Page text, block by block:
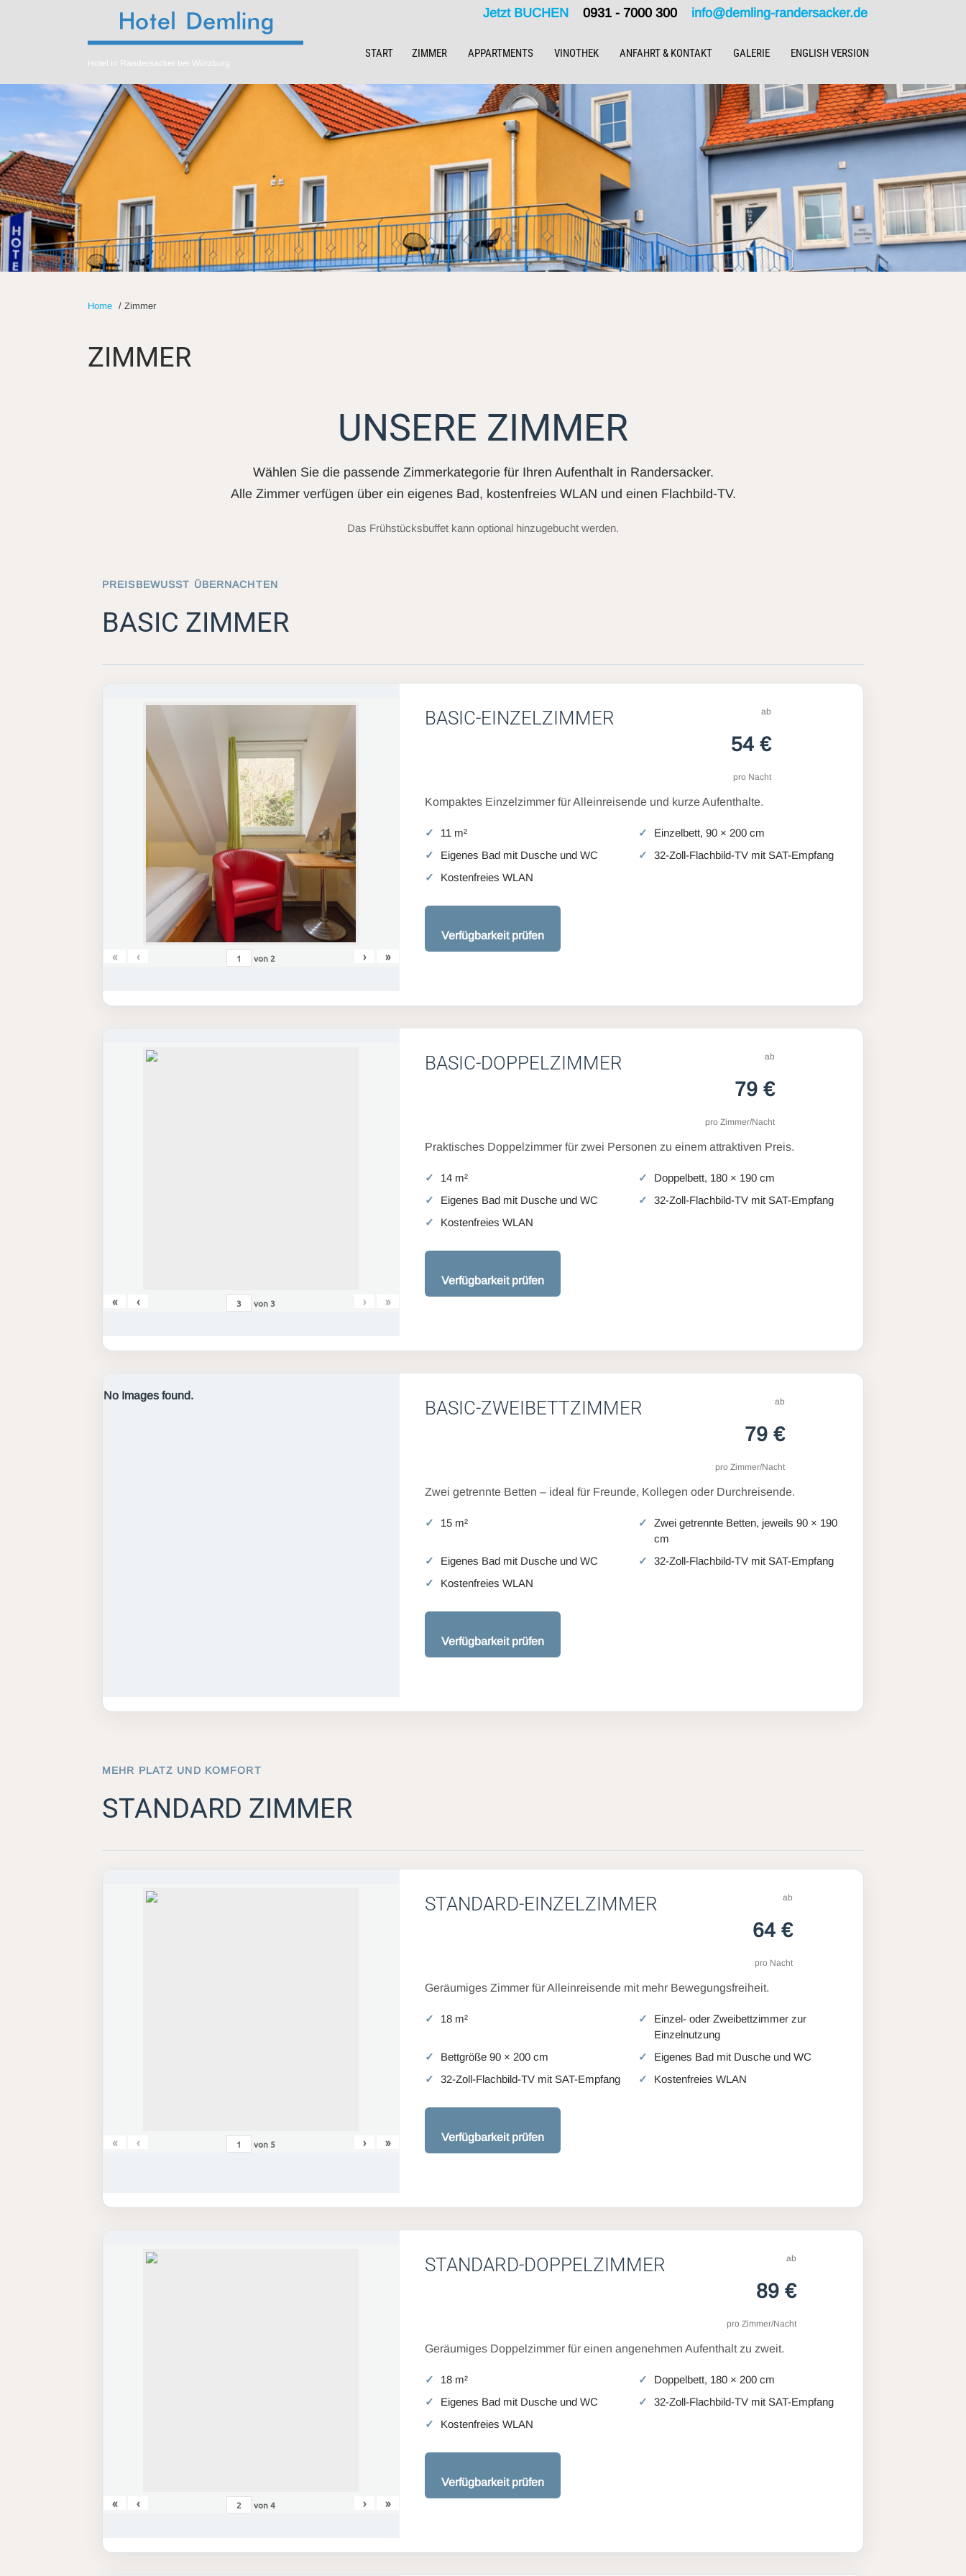
Hotel in Randersacker bei Würzburg
Jetzt BUCHEN0931 - 7000 300 info@demling-randersacker.de
START ZIMMER APPARTMENTS VINOTHEK ANFAHRT & KONTAKT GALERIE ENGLISH VERSION
Home / Zimmer
ZIMMER
UNSERE ZIMMER
Wählen Sie die passende Zimmerkategorie für Ihren Aufenthalt in Randersacker.
Alle Zimmer verfügen über ein eigenes Bad, kostenfreies WLAN und einen Flachbild-TV.
Das Frühstücksbuffet kann optional hinzugebucht werden.
PREISBEWUSST ÜBERNACHTEN
BASIC ZIMMER
« ‹ von 2 › »
BASIC-EINZELZIMMER ab
54 €
pro Nacht
Kompaktes Einzelzimmer für Alleinreisende und kurze Aufenthalte.
11 m²
Einzelbett, 90 × 200 cm
Eigenes Bad mit Dusche und WC
32-Zoll-Flachbild-TV mit SAT-Empfang
Kostenfreies WLAN
Verfügbarkeit prüfen
« ‹ von3 › »
BASIC-DOPPELZIMMER ab
79 €
pro Zimmer/Nacht
Praktisches Doppelzimmer für zwei Personen zu einem attraktiven Preis.
14 m²
Doppelbett, 180 × 190 cm
Eigenes Bad mit Dusche und WC
32-Zoll-Flachbild-TV mit SAT-Empfang
Kostenfreies WLAN
Verfügbarkeit prüfen
No Images found.
BASIC-ZWEIBETTZIMMER ab
79 €
pro Zimmer/Nacht
Zwei getrennte Betten – ideal für Freunde, Kollegen oder Durchreisende.
15 m²
Zwei getrennte Betten, jeweils 90 × 190
cm
Eigenes Bad mit Dusche und WC
32-Zoll-Flachbild-TV mit SAT-Empfang
Kostenfreies WLAN
Verfügbarkeit prüfen
MEHR PLATZ UND KOMFORT
STANDARD ZIMMER
« ‹ von 5 › »
STANDARD-EINZELZIMMER ab
64 €
pro Nacht
Geräumiges Zimmer für Alleinreisende mit mehr Bewegungsfreiheit.
18 m²
Einzel- oder Zweibettzimmer zur
Einzelnutzung
Bettgröße 90 × 200 cm
Eigenes Bad mit Dusche und WC
32-Zoll-Flachbild-TV mit SAT-Empfang
Kostenfreies WLAN
Verfügbarkeit prüfen
« ‹ von4 › »
STANDARD-DOPPELZIMMER ab
89 €
pro Zimmer/Nacht
Geräumiges Doppelzimmer für einen angenehmen Aufenthalt zu zweit.
18 m²
Doppelbett, 180 × 200 cm
Eigenes Bad mit Dusche und WC
32-Zoll-Flachbild-TV mit SAT-Empfang
Kostenfreies WLAN
Verfügbarkeit prüfen